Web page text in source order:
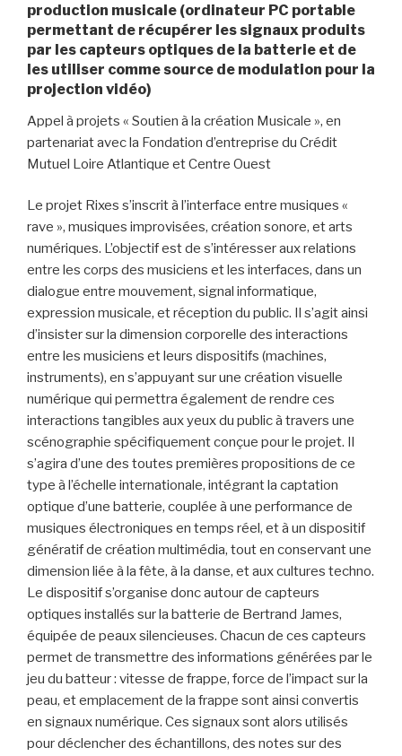
production musicale (ordinateur PC portable
permettant de récupérer les signaux produits
par les capteurs optiques de la batterie et de
les utiliser comme source de modulation pour la
projection vidéo)
Appel à projets « Soutien à la création Musicale », en
partenariat avec la Fondation d’entreprise du Crédit
Mutuel Loire Atlantique et Centre Ouest
Le projet Rixes s’inscrit à l’interface entre musiques «
rave », musiques improvisées, création sonore, et arts
numériques. L’objectif est de s’intéresser aux relations
entre les corps des musiciens et les interfaces, dans un
dialogue entre mouvement, signal informatique,
expression musicale, et réception du public. Il s’agit ainsi
d’insister sur la dimension corporelle des interactions
entre les musiciens et leurs dispositifs (machines,
instruments), en s’appuyant sur une création visuelle
numérique qui permettra également de rendre ces
interactions tangibles aux yeux du public à travers une
scénographie spécifiquement conçue pour le projet. Il
s’agira d’une des toutes premières propositions de ce
type à l’échelle internationale, intégrant la captation
optique d’une batterie, couplée à une performance de
musiques électroniques en temps réel, et à un dispositif
génératif de création multimédia, tout en conservant une
dimension liée à la fête, à la danse, et aux cultures techno.
Le dispositif s’organise donc autour de capteurs
optiques installés sur la batterie de Bertrand James,
équipée de peaux silencieuses. Chacun de ces capteurs
permet de transmettre des informations générées par le
jeu du batteur : vitesse de frappe, force de l’impact sur la
peau, et emplacement de la frappe sont ainsi convertis
en signaux numérique. Ces signaux sont alors utilisés
pour déclencher des échantillons, des notes sur des